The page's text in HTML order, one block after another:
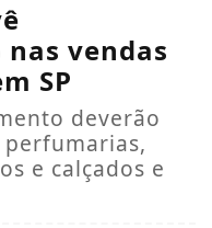
vendas
SP
deverão
e calçados e